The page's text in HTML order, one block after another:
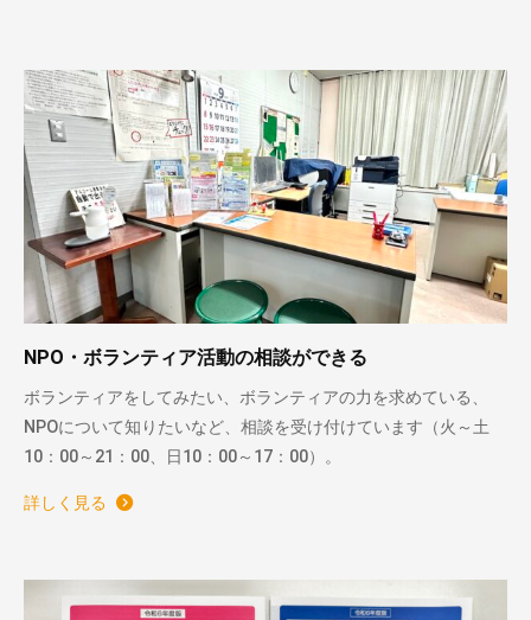
NPO・ボランティア活動の相談ができる
ボランティアをしてみたい、ボランティアの力を求めている、
NPOについて知りたいなど、相談を受け付けています（火～土
10：00～21：00、日10：00～17：00）。
詳しく見る